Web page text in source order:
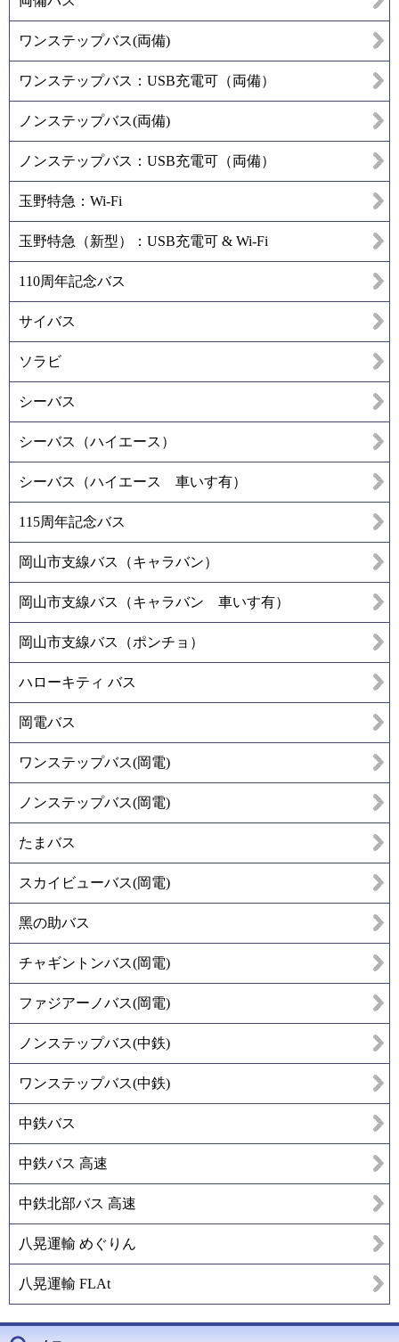
ワンステップバス(両備)
ワンステップバス：USB充電可（両備）
ノンステップバス(両備)
ノンステップバス：USB充電可（両備）
玉野特急：Wi-Fi
玉野特急（新型）：USB充電可 & Wi-Fi
110周年記念バス
サイバス
ソラビ
シーバス
シーバス（ハイエース）
シーバス（ハイエース 車いす有）
115周年記念バス
岡山市支線バス（キャラバン）
岡山市支線バス（キャラバン 車いす有）
岡山市支線バス（ポンチョ）
ハローキティ バス
岡電バス
ワンステップバス(岡電)
ノンステップバス(岡電)
たまバス
スカイビューバス(岡電)
黑の助バス
チャギントンバス(岡電)
ファジアーノバス(岡電)
ノンステップバス(中鉄)
ワンステップバス(中鉄)
中鉄バス
中鉄バス 高速
中鉄北部バス 高速
八晃運輸 めぐりん
八晃運輸 FLAt